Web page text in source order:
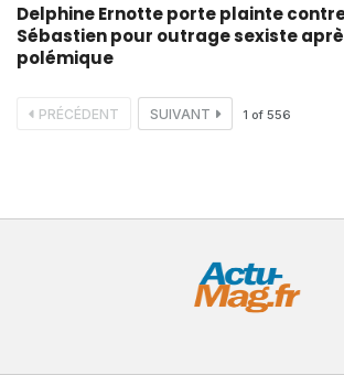
Delphine Ernotte porte plainte
Sébastien pour outrage sexiste
polémique
PRÉCÉDENT SUIVANT 1 of 556